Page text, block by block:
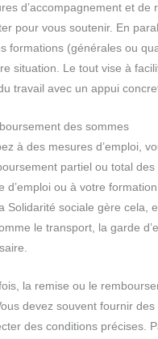
d’accompagnement et de
pour vous soutenir. En
formations (générales ou
situation. Le tout vise à
travail avec un appui
des sommes
à des mesures d’emploi,
partiel ou total des
d’emploi ou à votre
Solidarité sociale gère cela,
le transport, la garde
la remise ou le
devez souvent fournir des
des conditions précises.